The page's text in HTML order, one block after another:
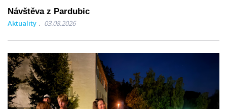
Návštěva z Pardubic
Aktuality 03.08.2026